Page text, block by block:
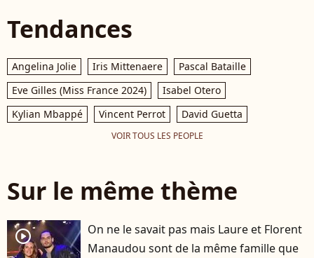
Tendances
Angelina Jolie Iris Mittenaere
Pascal Bataille
Eve Gilles (Miss France 2024)
Isabel Otero
Kylian Mbappé
Vincent Perrot David Guetta
VOIR TOUS LES PEOPLE
Sur le même thème
player2
On ne le savait pas mais Laure et Florent
Manaudou sont de la même famille que